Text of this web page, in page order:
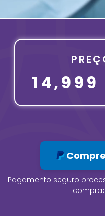
14,999
Pagamento seguro